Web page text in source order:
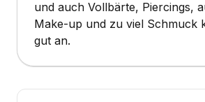
und auch Vollbärte, Piercings,
Make-up und zu viel Schmuck
gut an.